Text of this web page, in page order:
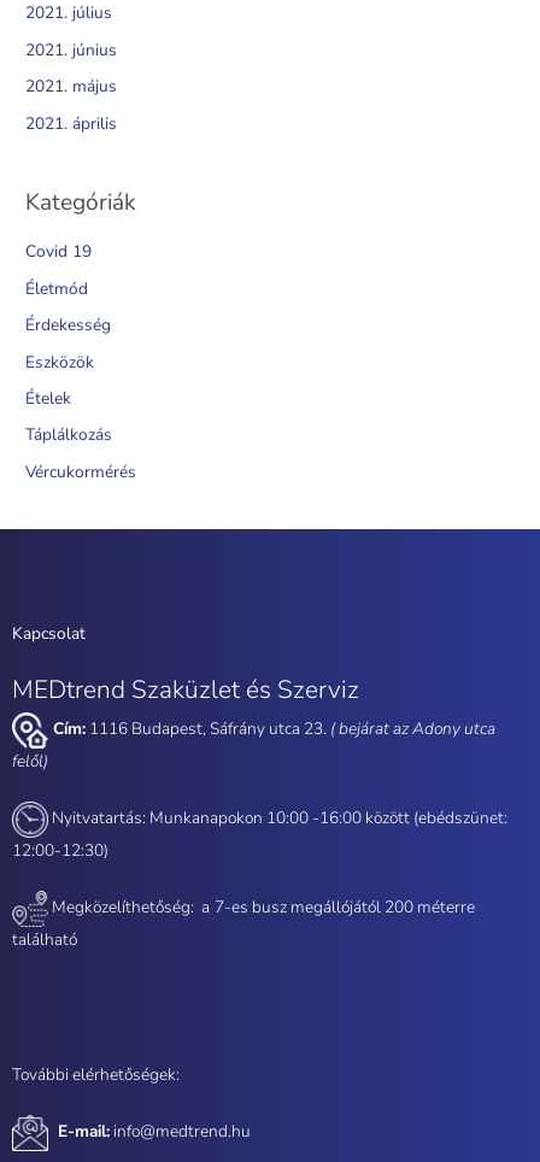
2021. július
2021. június
2021. május
2021. április
Kategóriák
Covid 19
Életmód
Érdekesség
Eszközök
Ételek
Táplálkozás
Vércukormérés
Kapcsolat
MEDtrend Szaküzlet és Szerviz
Cím: 1116 Budapest, Sáfrány utca 23. ( bejárat az Adony utca
felől)
Nyitvatartás: Munkanapokon 10:00 -16:00 között (ebédszünet:
12:00-12:30)
Megközelíthetőség: a 7-es busz megállójától 200 méterre
található
További elérhetőségek:
E-mail: info@medtrend.hu